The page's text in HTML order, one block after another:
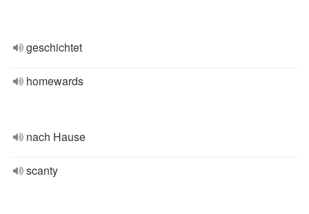
geschichtet
homewards
nach Hause
scanty